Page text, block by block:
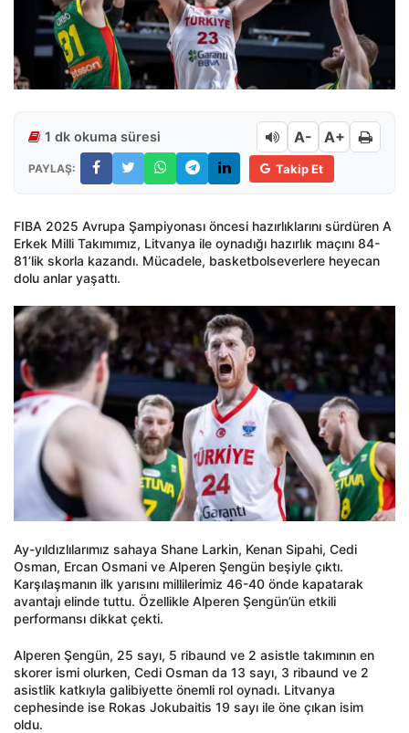
1 dk okuma süresi A- A+
PAYLAŞ: Takip Et
FIBA 2025 Avrupa Şampiyonası öncesi hazırlıklarını sürdüren A
Erkek Milli Takımımız, Litvanya ile oynadığı hazırlık maçını 84-
81’lik skorla kazandı. Mücadele, basketbolseverlere heyecan
dolu anlar yaşattı.
Ay-yıldızlılarımız sahaya Shane Larkin, Kenan Sipahi, Cedi
Osman, Ercan Osmani ve Alperen Şengün beşiyle çıktı.
Karşılaşmanın ilk yarısını millilerimiz 46-40 önde kapatarak
avantajı elinde tuttu. Özellikle Alperen Şengün’ün etkili
performansı dikkat çekti.
Alperen Şengün, 25 sayı, 5 ribaund ve 2 asistle takımının en
skorer ismi olurken, Cedi Osman da 13 sayı, 3 ribaund ve 2
asistlik katkıyla galibiyette önemli rol oynadı. Litvanya
cephesinde ise Rokas Jokubaitis 19 sayı ile öne çıkan isim
oldu.